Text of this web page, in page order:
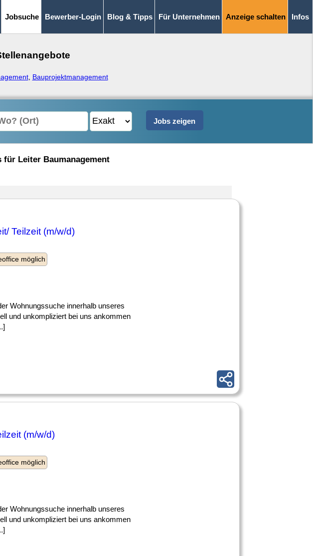
Jobsuche Bewerber-Login Blog & Tipps Für Unternehmen Anzeige schalten Infos
, Bauprojektmanagement
für Leiter Baumanagement
Teilzeit (m/w/d)
möglich
Wohnungssuche innerhalb unseres
und unkompliziert bei uns ankommen
(m/w/d)
möglich
Wohnungssuche innerhalb unseres
und unkompliziert bei uns ankommen